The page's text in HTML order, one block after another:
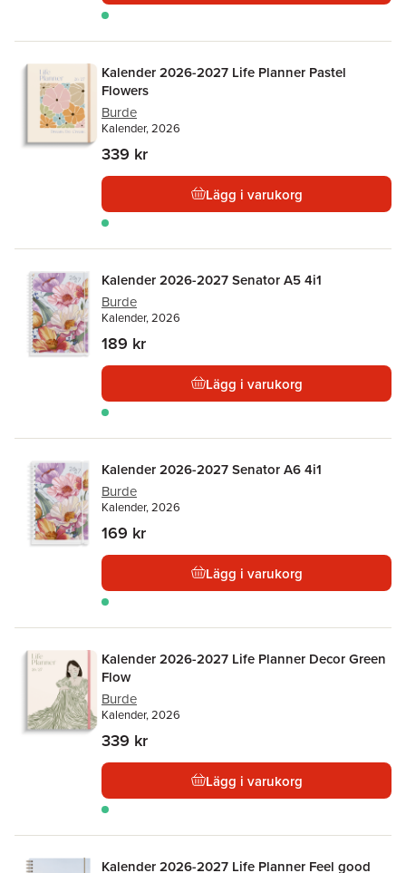
Kalender 2026-2027 Life Planner Pastel
Flowers
Burde
Kalender, 2026
339 kr
Lägg i varukorg
Kalender 2026-2027 Senator A5 4i1
Burde
Kalender, 2026
189 kr
Lägg i varukorg
Kalender 2026-2027 Senator A6 4i1
Burde
Kalender, 2026
169 kr
Lägg i varukorg
Kalender 2026-2027 Life Planner Decor Green
Flow
Burde
Kalender, 2026
339 kr
Lägg i varukorg
Kalender 2026-2027 Life Planner Feel good